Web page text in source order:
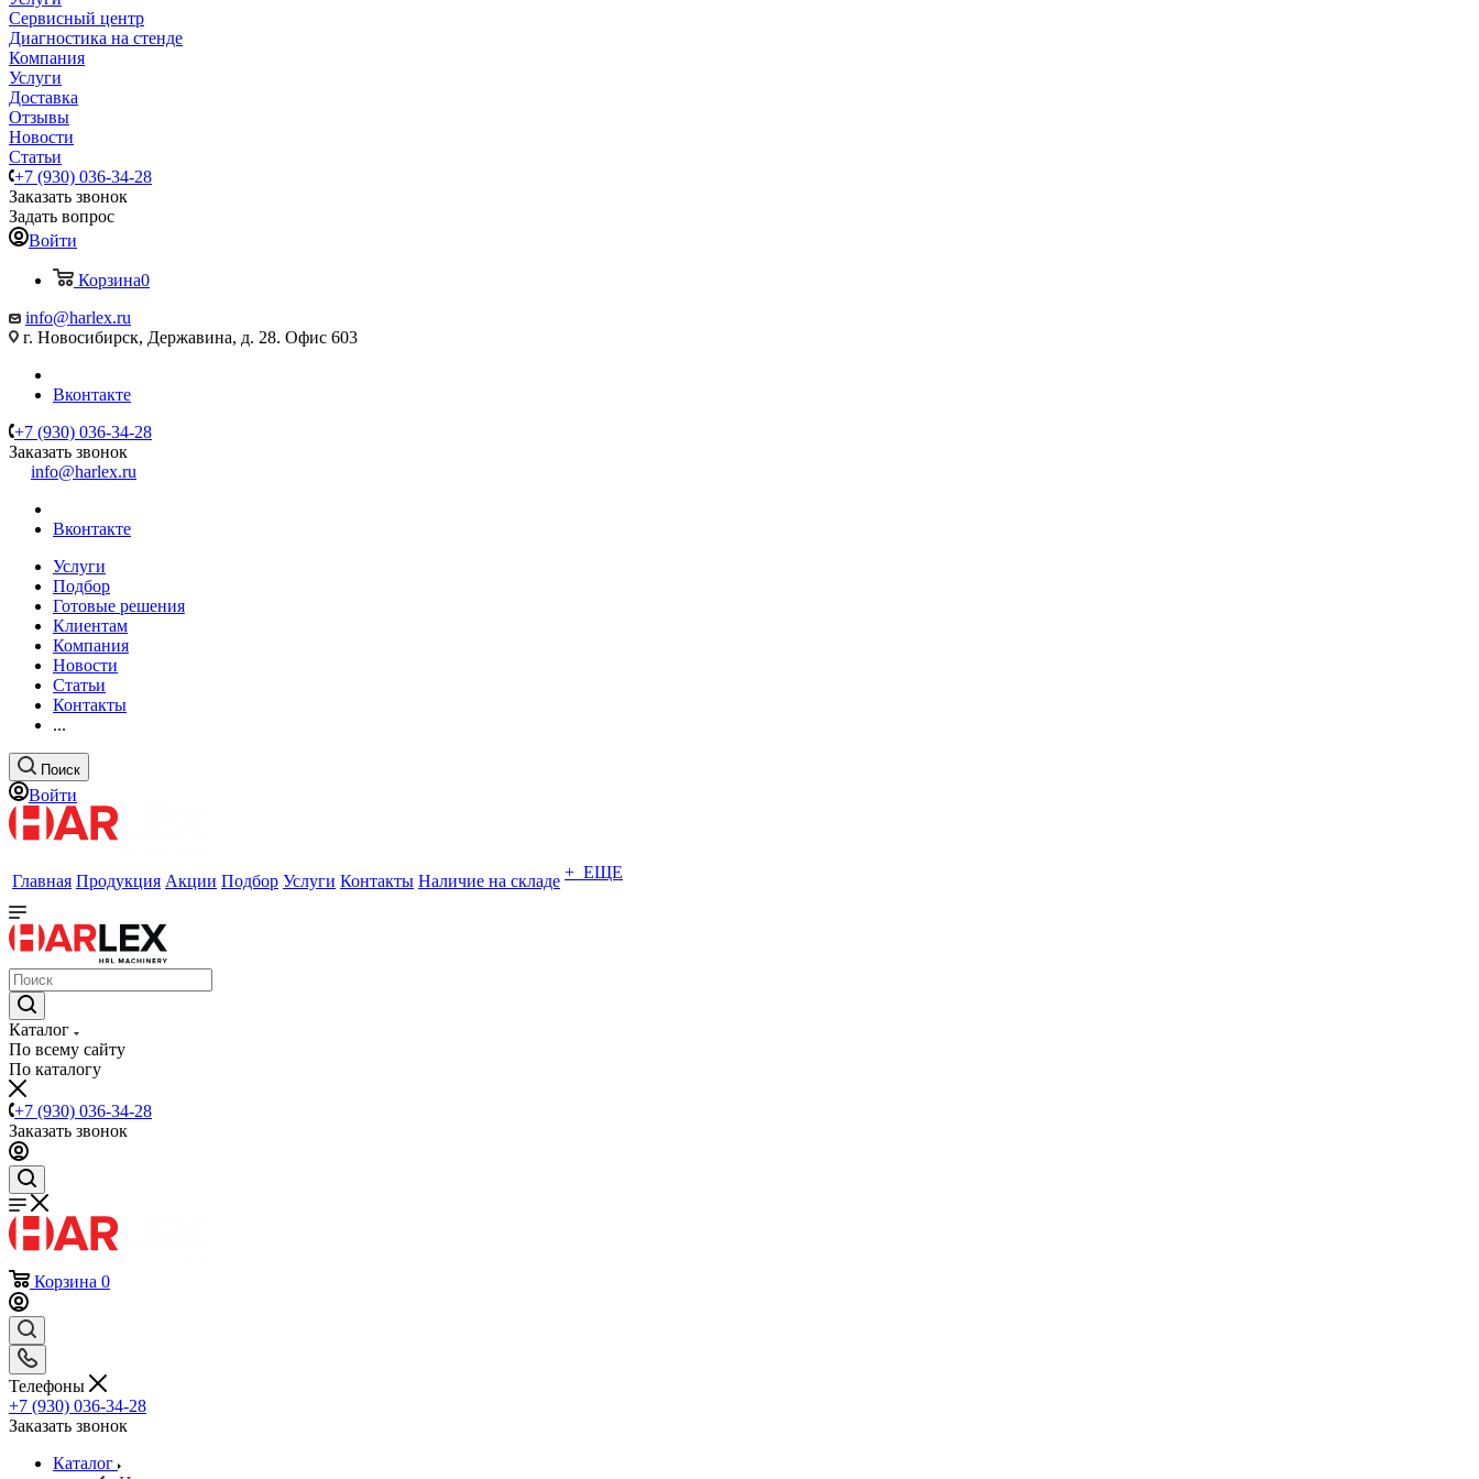
Сервисный центр
Диагностика на стенде
Компания
Услуги
Доставка
Отзывы
Новости
Статьи
+7 (930) 036-34-28
Заказать звонок
Задать вопрос
Войти
Корзина0
info@harlex.ru
г. Новосибирск, Державина, д. 28. Офис 603
Вконтакте
+7 (930) 036-34-28
Заказать звонок
info@harlex.ru
Вконтакте
Услуги
Подбор
Готовые решения
Клиентам
Компания
Новости
Статьи
Контакты
...
Поиск
Войти
Главная Продукция Акции Подбор Услуги Контакты Наличие на складе + ЕЩЕ
Каталог
По всему сайту
По каталогу
+7 (930) 036-34-28
Заказать звонок
Корзина 0
Телефоны
+7 (930) 036-34-28
Заказать звонок
Каталог